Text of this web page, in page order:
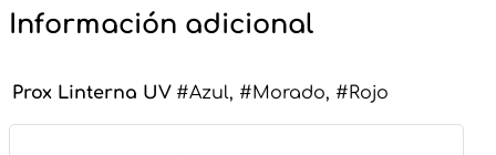
Información adicional
Prox Linterna UV #Azul, #Morado, #Rojo